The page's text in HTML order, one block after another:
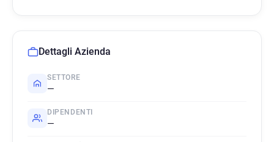
Dettagli Azienda
SETTORE
—
DIPENDENTI
—